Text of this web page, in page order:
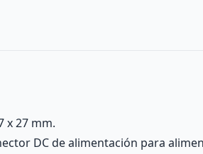
x 27 mm.
DC de alimentación para